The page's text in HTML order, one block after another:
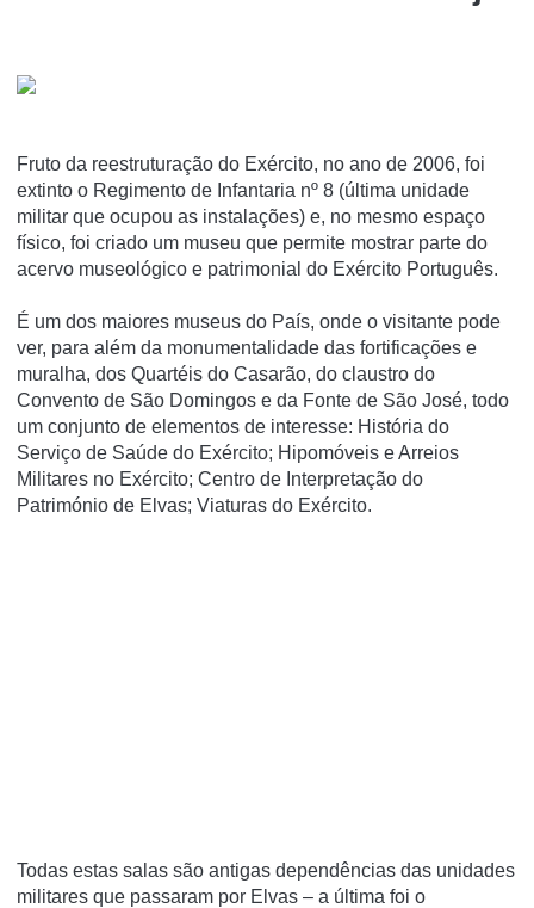
Fruto da reestruturação do Exército, no ano de 2006, foi
extinto o Regimento de Infantaria nº 8 (última unidade
militar que ocupou as instalações) e, no mesmo espaço
físico, foi criado um museu que permite mostrar parte do
acervo museológico e patrimonial do Exército Português.
É um dos maiores museus do País, onde o visitante pode
ver, para além da monumentalidade das fortificações e
muralha, dos Quartéis do Casarão, do claustro do
Convento de São Domingos e da Fonte de São José, todo
um conjunto de elementos de interesse: História do
Serviço de Saúde do Exército; Hipomóveis e Arreios
Militares no Exército; Centro de Interpretação do
Património de Elvas; Viaturas do Exército.
Todas estas salas são antigas dependências das unidades
militares que passaram por Elvas – a última foi o